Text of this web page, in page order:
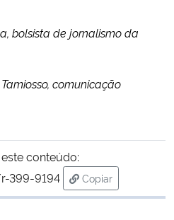
bolsista de jornalismo da
comunicação
conteúdo:
399-9194
Copiar
para área de